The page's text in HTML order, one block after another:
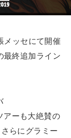
ッセにて開催
最終追加ライン
アーも大絶賛の
らにグラミー